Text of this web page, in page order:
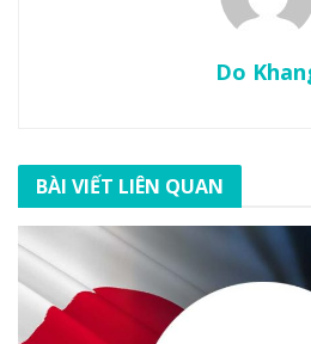
Do
BÀI VIẾT LIÊN QUAN